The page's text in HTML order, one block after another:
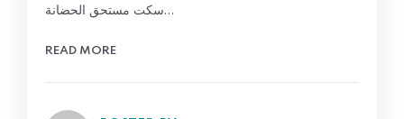
سكت مستحق الحضانة…
READ MORE